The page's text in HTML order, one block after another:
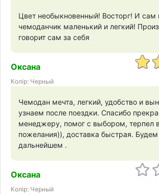
Цвет необыкновенный! Восторг! И сам
чемоданчик маленький и легкий!
говорит сам за себя
Оксана
Колір: Черный
Чемодан мечта, легкий, удобство и
узнаем после поездки. Спасибо
менеджеру, помог с выбором, терпел
пожелания)), доставка быстрая.
дальнейшем .
Оксана
Колір: Черный